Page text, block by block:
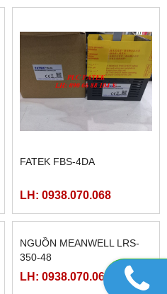
FATEK FBS-32MCR2-AC,
FBS-32MCT2-AC
LH: 0938.070.068